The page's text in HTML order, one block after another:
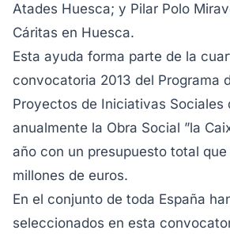
Atades Huesca; y Pilar Polo
Cáritas en Huesca.
Esta ayuda forma parte de la
convocatoria 2013 del Programa
Proyectos de Iniciativas Sociales
anualmente la Obra Social ”la
año con un presupuesto total que
millones de euros.
En el conjunto de toda España
seleccionados en esta